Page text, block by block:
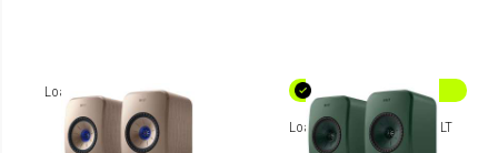
Loa không dây KEF LSX II
Loa không dây KEF LSX II LT